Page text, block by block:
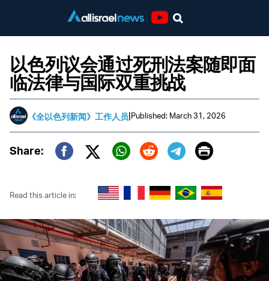
以色列议会通过死刑法案随即面
临法律与国际双重挑战
《全以色列新闻》工作人员|Published: March 31, 2026
Share:
Twitter (X)
Print
Read this article in: